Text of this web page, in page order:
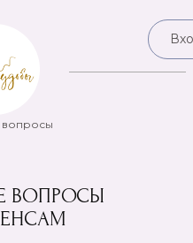
вопросы
ВОПРОСЫ